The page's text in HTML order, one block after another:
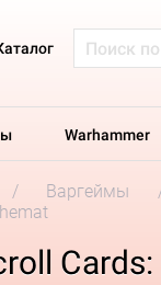
Warhammer
Варгеймы